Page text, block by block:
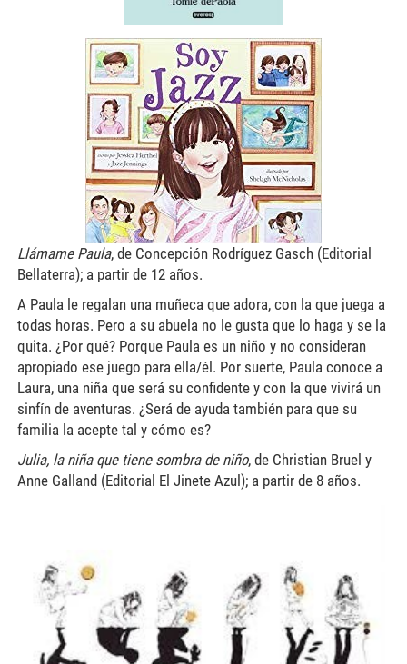
ramos2.jpg
Llámame Paula, de Concepción Rodríguez Gasch (Editorial
Bellaterra); a partir de 12 años.
A Paula le regalan una muñeca que adora, con la que juega a
todas horas. Pero a su abuela no le gusta que lo haga y se la
quita. ¿Por qué? Porque Paula es un niño y no consideran
apropiado ese juego para ella/él. Por suerte, Paula conoce a
Laura, una niña que será su confidente y con la que vivirá un
sinfín de aventuras. ¿Será de ayuda también para que su
familia la acepte tal y cómo es?
Julia, la niña que tiene sombra de niño, de Christian Bruel y
Anne Galland (Editorial El Jinete Azul); a partir de 8 años.